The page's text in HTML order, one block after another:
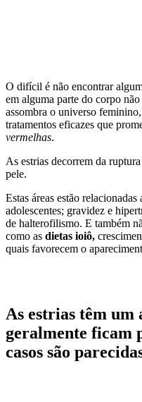
O difícil é não encontrar
em alguma parte do corpo
assombra o universo
tratamentos eficazes que
vermelhas.
As estrias decorrem da
pele.
Estas áreas estão
adolescentes; gravidez e
de halterofilismo. E também
como as dietas ioiô,
quais favorecem o
As estrias têm um
geralmente ficam
casos são